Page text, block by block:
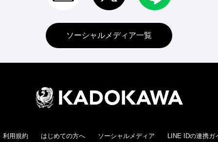
ソーシャルメディア一覧
利用規約 はじめての方へ ソーシャルメディア LINE IDの連携ガ